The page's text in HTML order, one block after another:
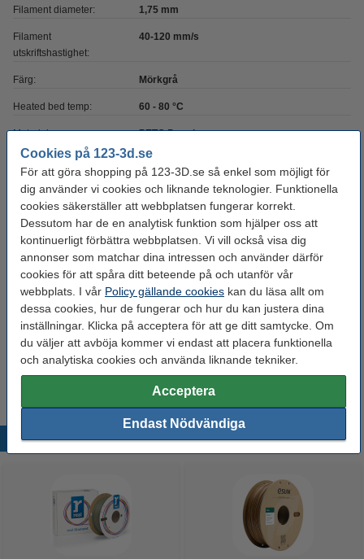
Cookies på 123-3d.se
För att göra shopping på 123-3D.se så enkel som möjligt för
dig använder vi cookies och liknande teknologier. Funktionella
cookies säkerställer att webbplatsen fungerar korrekt.
Dessutom har de en analytisk funktion som hjälper oss att
kontinuerligt förbättra webbplatsen. Vi vill också visa dig
annonser som matchar dina intressen och använder därför
cookies för att spåra ditt beteende på och utanför vår
webbplats. I vår Policy gällande cookies kan du läsa allt om
dessa cookies, hur de fungerar och hur du kan justera dina
inställningar. Klicka på acceptera för att ge ditt samtycke. Om
du väljer att avböja kommer vi endast att placera funktionella
och analytiska cookies och använda liknande tekniker.
Acceptera
Endast Nödvändiga
Filament diameter: 1,75 mm
Filament
utskriftshastighet:
40-120 mm/s
Färg: Mörkgrå
Heated bed temp: 60 - 80 °C
Material: PETG Premium
Nozzle
temperaturområde:
230 - 255 °C
Spolens bredd: 6,7 cm
Spolens inre diameter: Ø 5,2 cm
Spolens ytterdiameter: Ø 20,0 cm
Säkerhetsdatablad:
Tekniskt datablad: Download
Varumärke: Spectrum
Produktkod: DFS10099
Populära produkter